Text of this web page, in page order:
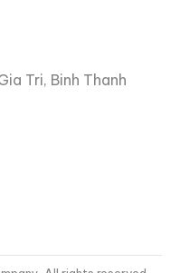
Tri, Binh Thanh